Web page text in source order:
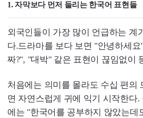
1. 자막보다 먼저 들리는 한국어 표현들
외국인들이 가장 많이 언급하는 계
다.드라마를 보다 보면 "안녕하세
짜?", "대박" 같은 표현이 끊임없이
처음에는 의미를 몰라도 수십 편의
면 자연스럽게 귀에 익기 시작한다.
에는 "한국어를 공부하지 않았는데